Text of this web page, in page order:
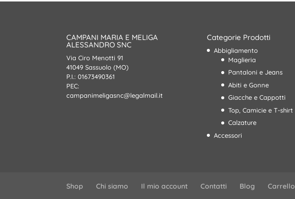
CAMPANI MARIA E MELIGA
ALESSANDRO SNC
Via Ciro Menotti 91
41049 Sassuolo (MO)
P.I.: 01673490361
PEC:
campanimeligasnc@legalmail.it
Categorie Prodotti
Abbigliamento
Maglieria
Pantaloni e Jeans
Abiti e Gonne
Giacche e Cappotti
Top, Camicie e T-shirt
Calzature
Accessori
Shop Chi siamo Il mio account Contatti Blog Carrello